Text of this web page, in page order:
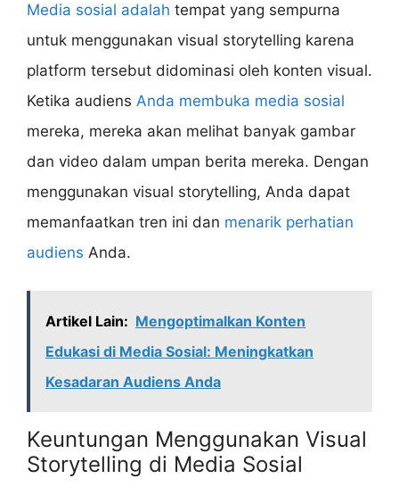
Media sosial adalah tempat yang sempurna
untuk menggunakan visual storytelling karena
platform tersebut didominasi oleh konten visual.
Ketika audiens Anda membuka media sosial
mereka, mereka akan melihat banyak gambar
dan video dalam umpan berita mereka. Dengan
menggunakan visual storytelling, Anda dapat
memanfaatkan tren ini dan menarik perhatian
audiens Anda.
Artikel Lain: Mengoptimalkan Konten
Edukasi di Media Sosial: Meningkatkan
Kesadaran Audiens Anda
Keuntungan Menggunakan Visual
Storytelling di Media Sosial